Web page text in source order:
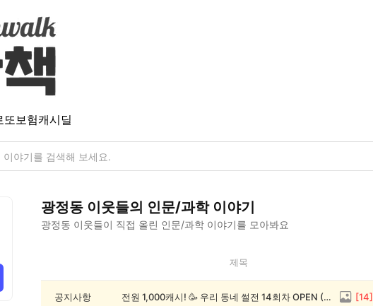
또보험캐시딜
광정동 이웃들의 인문/과학이야기
광정동 이웃들이 직접 올린 인문/과학 이야기를 모아봐요
동
제목
공지사항 전원 1,000캐시! 🥳 우리 동네 썰전 14회차 OPEN (~8/17) [14]